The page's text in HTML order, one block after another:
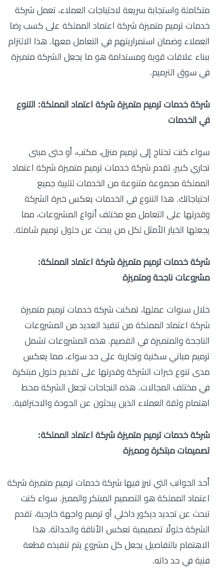
متكاملة واستجابة سريعة لاحتياجات العملاء، تعمل شركة
خدمات ترميم متميزة شركة اعتماد المملكة على كسب رضا
العملاء وضمان استمراريتهم في التعامل معها. هذا الالتزام
ببناء علاقات قوية ومستدامة هو ما يجعل الشركة متميزة
في سوق الترميم.
شركة خدمات ترميم متميزة شركة اعتماد المملكة: التنوع
في الخدمات
سواء كنت تحتاج إلى ترميم منزل، مكتب، أو حتى مبنى
تجاري كبير، تقدم شركة خدمات ترميم متميزة شركة اعتماد
المملكة مجموعة متنوعة من الخدمات لتلبية جميع
احتياجاتك. هذا التنوع في الخدمات يعكس خبرة الشركة
وقدرتها على التعامل مع مختلف أنواع المشروعات، مما
يجعلها الخيار الأمثل لكل من يبحث عن حلول ترميم شاملة.
شركة خدمات ترميم متميزة شركة اعتماد المملكة:
مشروعات ناجحة ومتميزة
خلال سنوات عملها، تمكنت شركة خدمات ترميم متميزة
شركة اعتماد المملكة من تنفيذ العديد من المشروعات
الناجحة والمتميزة في القصيم. هذه المشروعات تشمل
ترميم مباني سكنية وتجارية على حد سواء، مما يعكس
مدى تنوع خبرات الشركة وقدرتها على تقديم حلول مبتكرة
في مختلف المجالات. هذه النجاحات تجعل الشركة محط
اهتمام وثقة العملاء الذين يبحثون عن الجودة والاحترافية.
شركة خدمات ترميم متميزة شركة اعتماد المملكة:
تصميمات مبتكرة ومميزة
أحد الجوانب التي تبرز فيها شركة خدمات ترميم متميزة شركة
اعتماد المملكة هو التصميم المبتكر والمميز. سواء كنت
تبحث عن تجديد ديكور داخلي أو ترميم واجهة خارجية، تقدم
الشركة حلولًا تصميمية تعكس الأناقة والحداثة. هذا
الاهتمام بالتفاصيل يجعل كل مشروع يتم تنفيذه قطعة
فنية في حد ذاته.